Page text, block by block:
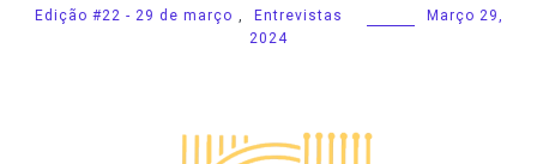
Edição #22 - 29 de março , Entrevistas
Março 29,
2024